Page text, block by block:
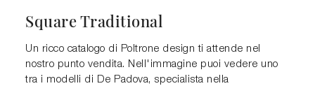
Square Traditional
Un ricco catalogo di Poltrone design ti attende nel
nostro punto vendita. Nell'immagine puoi vedere uno
tra i modelli di De Padova, specialista nella